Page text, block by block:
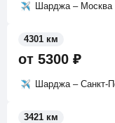
Шарджа – Москва
от 5300 ₽
Шарджа – Санкт-
4301 км
3421 км